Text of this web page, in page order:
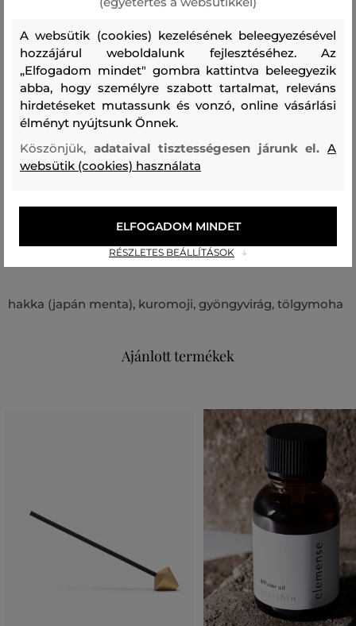
Az ELEMENSE márkárol: A minimalista beltéri parfümök
rajongói számára egy nagyon jellegzetes márkát
fedeztünk fel a felkelő nap országában, Japánban. Nincs
kétségünk afelől, hogy Az ELEMENSE projekt hozzánk
hasonlóan Önt is el fogja kápráztatni Az illóolajok,
mint nap.
Termék kódja98101-0-HH-999-0
Összetétel
hakka (japán menta), kuromoji, gyöngyvirág, tölgymoha
Ajánlott termékek
A websütik (cookies) kezelésének beleegyezésével
hozzájárul weboldalunk fejlesztéséhez. Az
„Elfogadom mindet" gombra kattintva beleegyezik
abba, hogy személyre szabott tartalmat, releváns
hirdetéseket mutassunk és vonzó, online vásárlási
élményt nyújtsunk Önnek.
Köszönjük, adataival tisztességesen járunk el.A
websütik (cookies) használata
RÉSZLETES BEÁLLÍTÁSOK
ELFOGADOM MINDET